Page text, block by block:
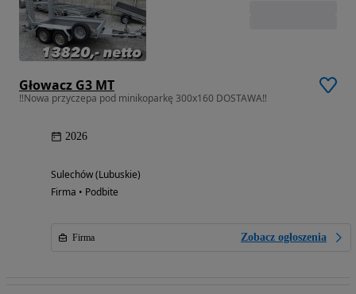
Głowacz G3 MT
‼️Nowa przyczepa pod minikoparkę 300x160 DOSTAWA‼️
2026
Sulechów (Lubuskie)
Firma • Podbite
Firma Zobacz ogłoszenia